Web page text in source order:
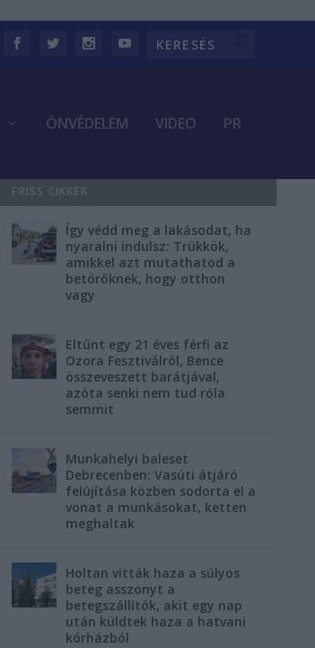
ÖNVÉDELEM VIDEO PR
FRISS CIKKEK
Így védd meg a lakásodat, ha
nyaralni indulsz: Trükkök,
amikkel azt mutathatod a
betörőknek, hogy otthon
vagy
Eltűnt egy 21 éves férfi az
Ozora Fesztiválról, Bence
összeveszett barátjával,
azóta senki nem tud róla
semmit
Munkahelyi baleset
Debrecenben: Vasúti átjáró
felújítása közben sodorta el a
vonat a munkásokat, ketten
meghaltak
Holtan vitták haza a súlyos
beteg asszonyt a
betegszállítók, akit egy nap
után küldtek haza a hatvani
kórházból